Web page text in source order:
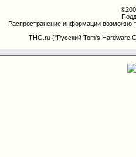
Распространение информации возможно
THG.ru ("Русский Tom's Hardware